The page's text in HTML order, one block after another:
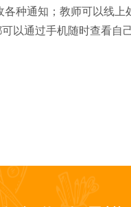
种通知；教师可以线上
以通过手机随时查看自